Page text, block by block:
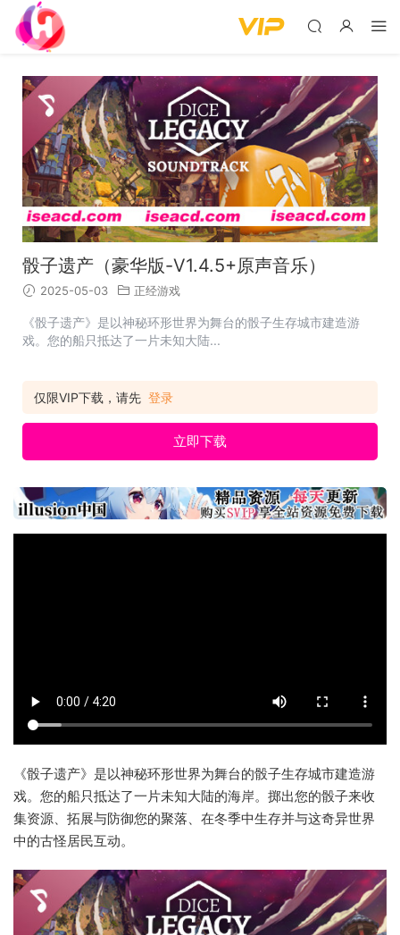
骰子遗产（豪华版-V1.4.5+原声音乐）
2025-05-03 正经游戏
《骰子遗产》是以神秘环形世界为舞台的骰子生存城市建造游
戏。您的船只抵达了一片未知大陆...
仅限VIP下载，请先 登录
立即下载
《骰子遗产》是以神秘环形世界为舞台的骰子生存城市建造游
戏。您的船只抵达了一片未知大陆的海岸。掷出您的骰子来收
集资源、拓展与防御您的聚落、在冬季中生存并与这奇异世界
中的古怪居民互动。